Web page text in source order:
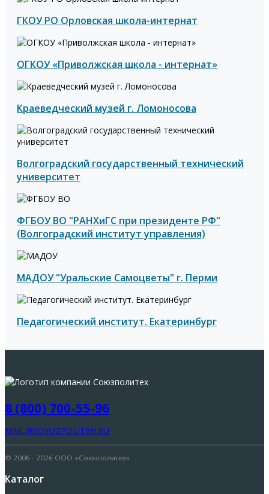
ГКОУ РО Орловская школа-интернат
ОГКОУ «Приволжская школа - интернат»
Краеведческий музей г. Ломоносова
Волгоградский государственный технический
университет
ФГБОУ ВО "РАНХиГС при президенте РФ"
(Волгоградский институт управления)
МАДОУ "Уральские Самоцветы" г. Перми
Педагогический институт. Екатеринбург
8 (800) 700-55-96
MAIL@SOYUZPOLITEH.RU
© 2006 - 2026 ООО «Союзполитех»
Каталог